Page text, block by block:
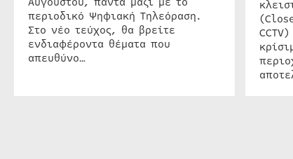
περιοδικό Ψηφιακή Τηλεόραση.
Στο νέο τεύχος, θα βρείτε
ενδιαφέροντα θέματα που
απευθύνο…